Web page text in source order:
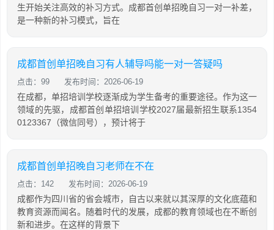
生开始关注高效的补习方式。成都首创单招晚自习一对一补差，
是一种新的补习模式，旨在
成都首创单招晚自习有人辅导吗能一对一答疑吗
点击：99 发布时间：2026-06-19
在成都，单招培训学校逐渐成为学生备考的重要途径。作为这一
领域的先驱，成都首创单招培训学校2027届最新招生联系1354
0123367（微信同号），预计将于
成都首创单招晚自习老师在不在
点击：142 发布时间：2026-06-19
成都作为四川省的省会城市，自古以来就以其深厚的文化底蕴和
教育资源而闻名。随着时代的发展，成都的教育领域也在不断创
新和进步。在这样的背景下